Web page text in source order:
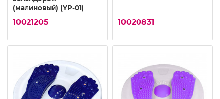
(малиновый) (YP-01)
10021205 10020831